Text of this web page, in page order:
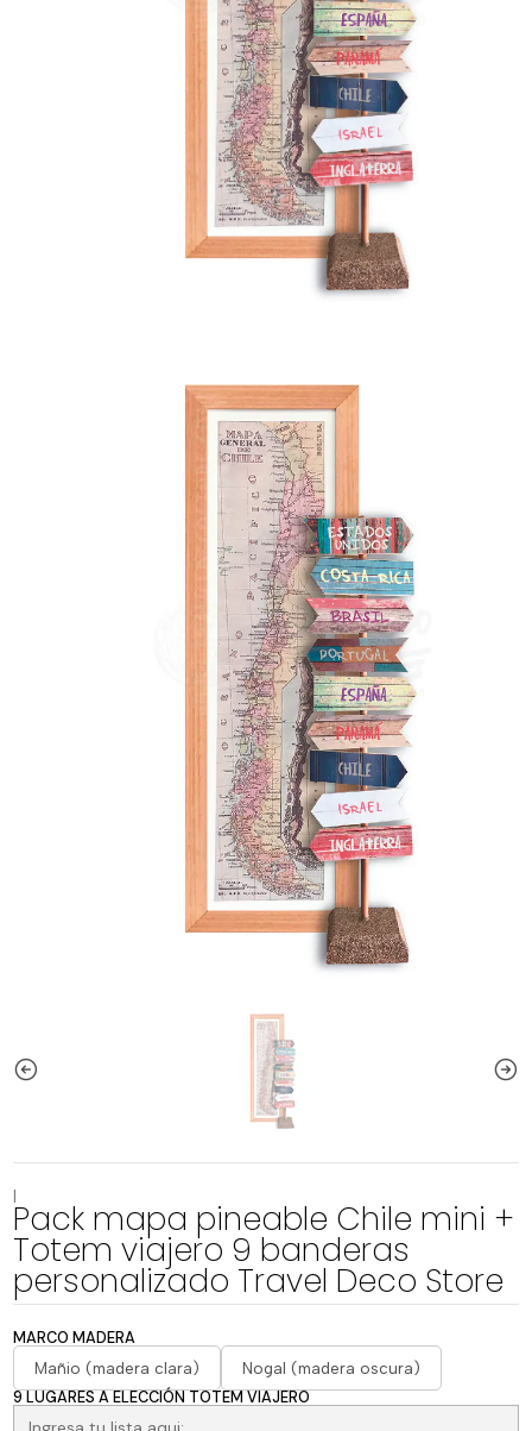
|
Pack mapa pineable Chile mini +
Totem viajero 9 banderas
personalizado Travel Deco Store
MARCO MADERA
Mañio (madera clara) Nogal (madera oscura)
9 LUGARES A ELECCIÓN TOTEM VIAJERO